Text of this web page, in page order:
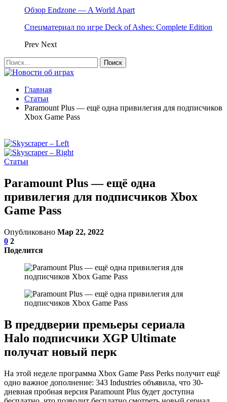
Обзор Endzone — A World Apart
Спецматериал по игре Deck of Ashes: Complete Edition
Prev Next
Главная
Статьи
Paramount Plus — ещё одна привилегия для подписчиков
Xbox Game Pass
Статьи
Paramount Plus — ещё одна
привилегия для подписчиков Xbox
Game Pass
Опубликовано Мар 22, 2022
0 2
Поделится
В преддверии премьеры сериала
Halo подписчики XGP Ultimate
получат новый перк
На этой неделе программа Xbox Game Pass Perks получит ещё
одно важное дополнение: 343 Industries объявила, что 30-
дневная пробная версия Paramount Plus будет доступна